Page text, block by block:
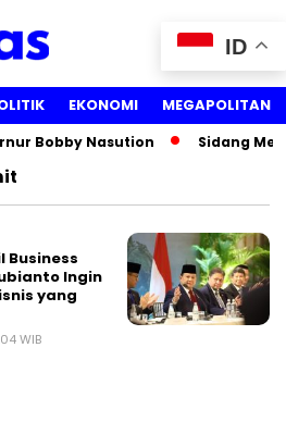
EKONOMI MEGAPOLITAN
Bobby Nasution Sidang
Business
Ingin
yang
WIB
ID